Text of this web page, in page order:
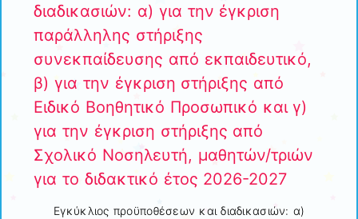
διαδικασιών: α) για την έγκριση
παράλληλης στήριξης
συνεκπαίδευσης από εκπαιδευτικό,
β) για την έγκριση στήριξης από
Ειδικό Βοηθητικό Προσωπικό και γ)
για την έγκριση στήριξης από
Σχολικό Νοσηλευτή, μαθητών/τριών
για το διδακτικό έτος 2026-2027
Εγκύκλιος προϋποθέσεων και διαδικασιών: α)